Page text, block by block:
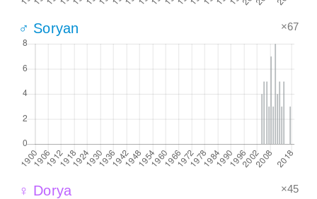
♂ Soryan ×67
♀ Dorya ×45